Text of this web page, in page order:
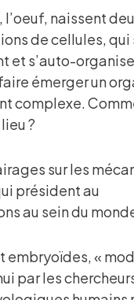
naissent
de cellules, qui
et s’auto-
émerger un
complexe.
?
sur les
président au
au sein du
«
par les